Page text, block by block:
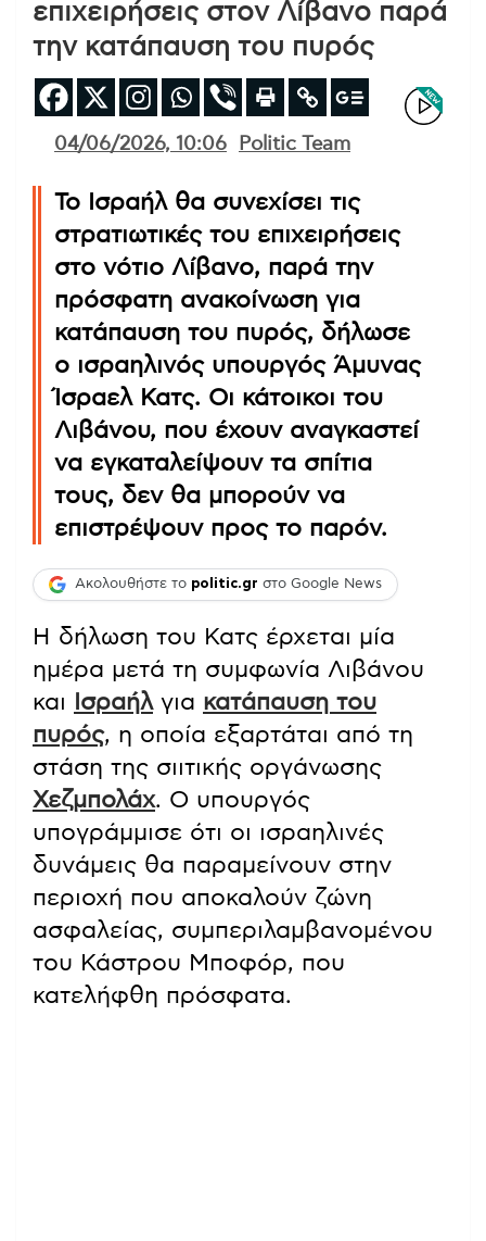
επιχειρήσεις στον Λίβανο παρά
την κατάπαυση του πυρός
04/06/2026, 10:06 Politic Team
Το Ισραήλ θα συνεχίσει τις
στρατιωτικές του επιχειρήσεις
στο νότιο Λίβανο, παρά την
πρόσφατη ανακοίνωση για
κατάπαυση του πυρός, δήλωσε
ο ισραηλινός υπουργός Άμυνας
Ίσραελ Κατς. Οι κάτοικοι του
Λιβάνου, που έχουν αναγκαστεί
να εγκαταλείψουν τα σπίτια
τους, δεν θα μπορούν να
επιστρέψουν προς το παρόν.
Ακολουθήστε το politic.gr στο Google News
Η δήλωση του Κατς έρχεται μία
ημέρα μετά τη συμφωνία Λιβάνου
και
Ισραήλγια κατάπαυση του
πυρός, η οποία εξαρτάται από τη
στάση της σιιτικής οργάνωσης
Χεζμπολάχ. Ο υπουργός
υπογράμμισε ότι οι ισραηλινές
δυνάμεις θα παραμείνουν στην
περιοχή που αποκαλούν ζώνη
ασφαλείας, συμπεριλαμβανομένου
του Κάστρου Μποφόρ, που
κατελήφθη πρόσφατα.